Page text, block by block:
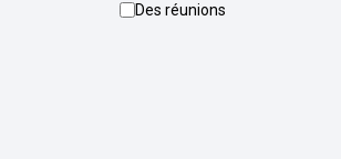
Des réunions